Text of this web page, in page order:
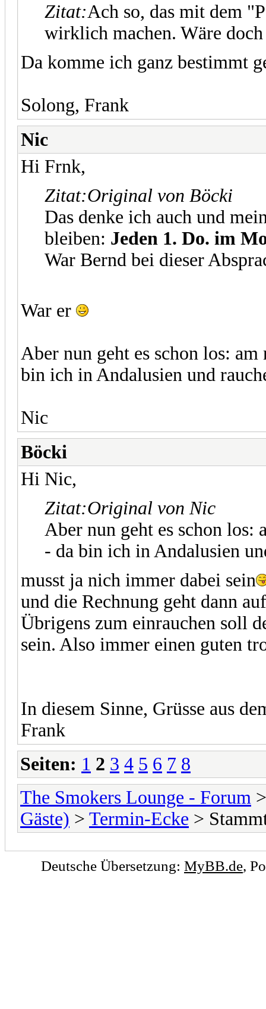
Zitat:Ach so, das mit dem
wirklich machen. Wäre
Da komme ich ganz bestimmt
Solong, Frank
Nic
Hi Frnk,
Zitat:Original von Böcki
Das denke ich auch und
bleiben: Jeden 1. Do. im
War Bernd bei dieser
War er
Aber nun geht es schon los:
bin ich in Andalusien und
Nic
Böcki
Hi Nic,
Zitat:Original von Nic
Aber nun geht es schon los:
- da bin ich in Andalusien
musst ja nich immer dabei sein
und die Rechnung geht dann
Übrigens zum einrauchen soll
sein. Also immer einen guten
In diesem Sinne, Grüsse aus
Frank
Seiten: 1 2 3 4 5 6 7 8
The Smokers Lounge - Forum
Gäste) > Termin-Ecke >
Deutsche Übersetzung: MyBB.de,